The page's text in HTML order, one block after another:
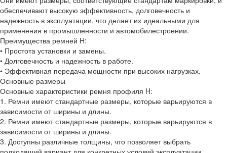
обеспечивают высокую эффективность, долговечность и
надежность в эксплуатации, что делает их идеальными для
применения в промышленности и автомобилестроении.
Преимущества ремней H:
• Простота установки и замены.
• Долговечность и надежность в работе.
• Эффективная передача мощности при высоких нагрузках.
Основные размеры
Основные характеристики ремня профиля H:
1. Ремни имеют стандартные размеры, которые варьируются в
зависимости от ширины и длины.
2. Ремни имеют стандартные размеры, которые варьируются в
зависимости от ширины и длины.
3. Доступны различные толщины, что позволяет выбрать